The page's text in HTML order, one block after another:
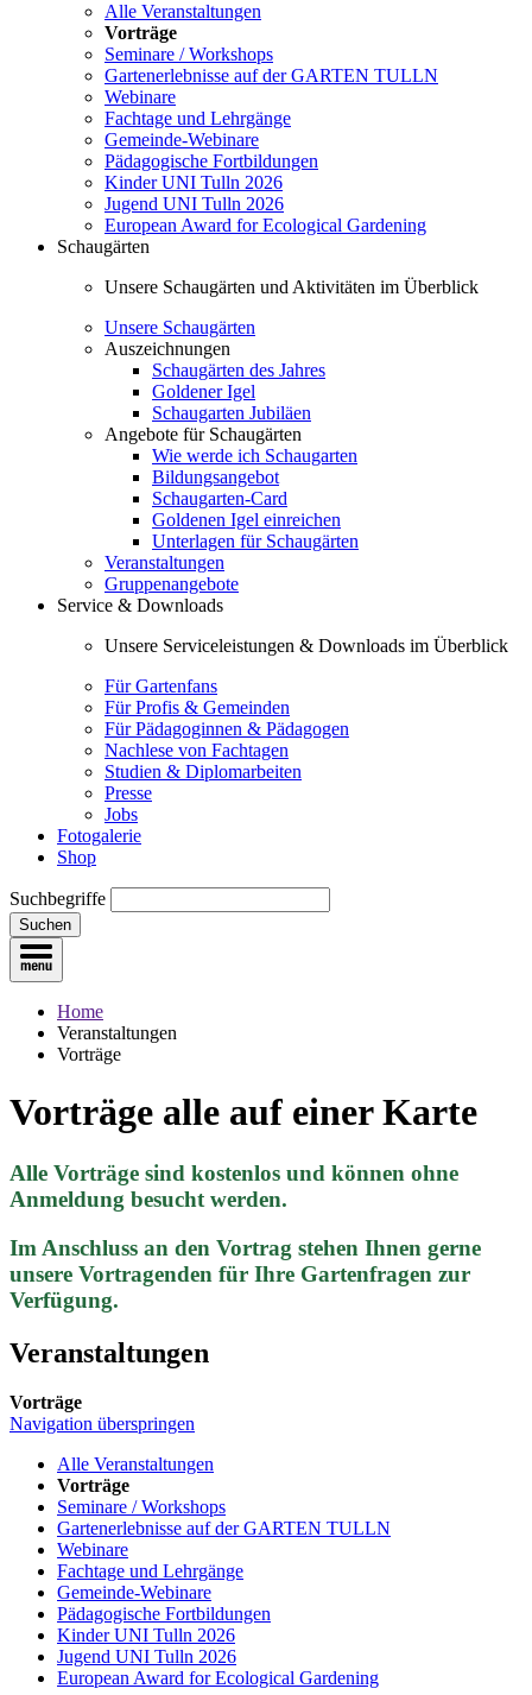
Alle Veranstaltungen
Vorträge
Seminare / Workshops
Gartenerlebnisse auf der GARTEN TULLN
Webinare
Fachtage und Lehrgänge
Gemeinde-Webinare
Pädagogische Fortbildungen
Kinder UNI Tulln 2026
Jugend UNI Tulln 2026
European Award for Ecological Gardening
Schaugärten
Unsere Schaugärten und Aktivitäten im Überblick
Unsere Schaugärten
Auszeichnungen
Schaugärten des Jahres
Goldener Igel
Schaugarten Jubiläen
Angebote für Schaugärten
Wie werde ich Schaugarten
Bildungsangebot
Schaugarten-Card
Goldenen Igel einreichen
Unterlagen für Schaugärten
Veranstaltungen
Gruppenangebote
Service & Downloads
Unsere Serviceleistungen & Downloads im Überblick
Für Gartenfans
Für Profis & Gemeinden
Für Pädagoginnen & Pädagogen
Nachlese von Fachtagen
Studien & Diplomarbeiten
Presse
Jobs
Fotogalerie
Shop
Suchbegriffe
Suchen
Home
Veranstaltungen
Vorträge
Vorträge alle auf einer Karte
Alle Vorträge sind kostenlos und können ohne
Anmeldung besucht werden.
Im Anschluss an den Vortrag stehen Ihnen gerne
unsere Vortragenden für Ihre Gartenfragen zur
Verfügung.
Veranstaltungen
Vorträge
Navigation überspringen
Alle Veranstaltungen
Vorträge
Seminare / Workshops
Gartenerlebnisse auf der GARTEN TULLN
Webinare
Fachtage und Lehrgänge
Gemeinde-Webinare
Pädagogische Fortbildungen
Kinder UNI Tulln 2026
Jugend UNI Tulln 2026
European Award for Ecological Gardening